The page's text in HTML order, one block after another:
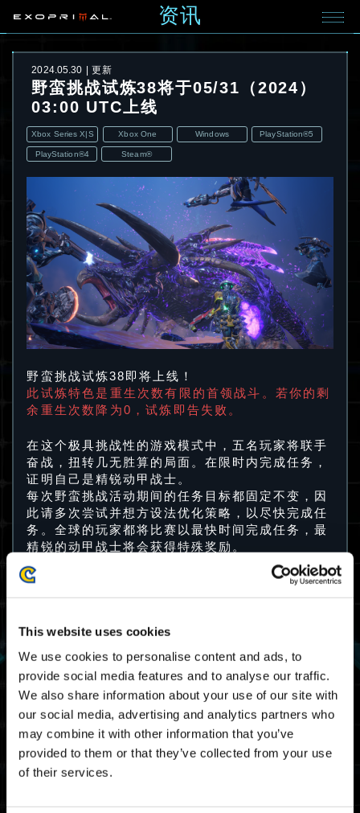
This website uses cookies
We use cookies to personalise content and ads, to
provide social media features and to analyse our traffic.
We also share information about your use of our site with
our social media, advertising and analytics partners who
may combine it with other information that you’ve
provided to them or that they’ve collected from your use
of their services.
资讯
2024.05.30 更新
野蛮挑战试炼38将于05/31（2024）
03:00 UTC上线
Xbox Series X|S Xbox One Windows PlayStation®5
PlayStation®4 Steam®
野蛮挑战试炼38即将上线！
此试炼特色是重生次数有限的首领战斗。若你的剩
余重生次数降为0，试炼即告失败。
在这个极具挑战性的游戏模式中，五名玩家将联手
奋战，扭转几无胜算的局面。在限时内完成任务，
证明自己是精锐动甲战士。
每次野蛮挑战活动期间的任务目标都固定不变，因
此请多次尝试并想方设法优化策略，以尽快完成任
务。全球的玩家都将比赛以最快时间完成任务，最
精锐的动甲战士将会获得特殊奖励。
试炼38游戏排程
31/05 2024 03:00 UTC ～ 04/06 2024 02:59
UTC
05/30 2024 20:00 PDT ～ 06/03 2024 19:59
地图
时空裂缝